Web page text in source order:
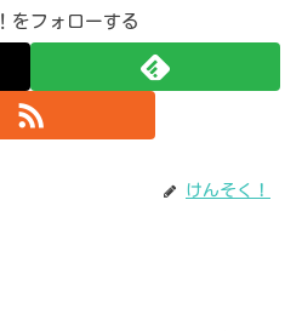
をフォローする
けんそく！